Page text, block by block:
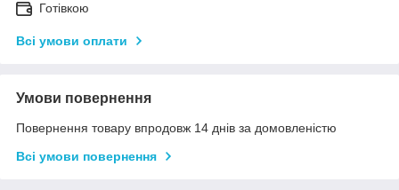
Готівкою
Всі умови оплати
Умови повернення
Повернення товару впродовж 14 днів за домовленістю
Всі умови повернення